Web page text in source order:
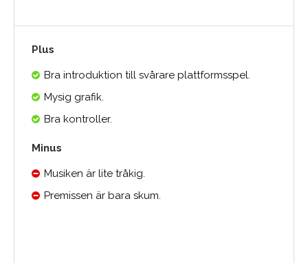
Plus
Bra introduktion till svårare plattformsspel.
Mysig grafik.
Bra kontroller.
Minus
Musiken är lite tråkig.
Premissen är bara skum.